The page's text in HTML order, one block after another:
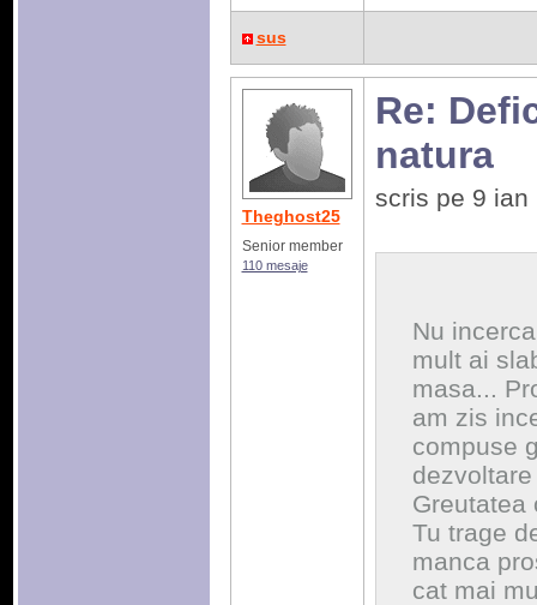
sus
Theghost25
Senior member
110 mesaje
Re:
natura
scris pe 9
Nu
mult ai
masa...
am zis
compuse
Greutatea
Tu trage
manca
cat mai